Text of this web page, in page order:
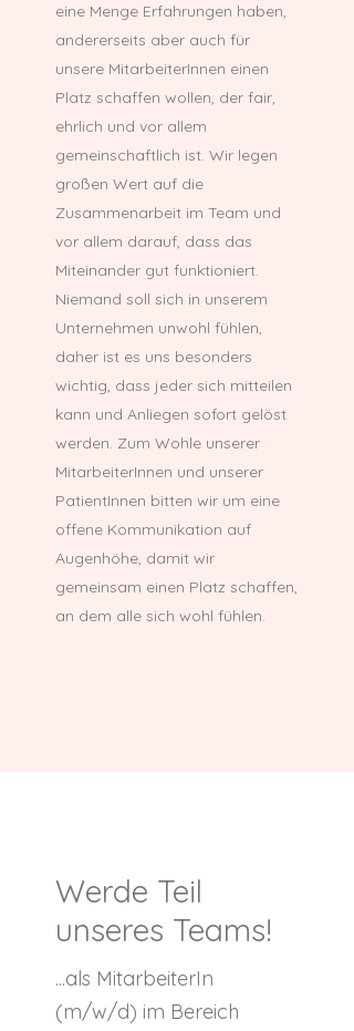
eine Menge Erfahrungen haben,
andererseits aber auch für
unsere MitarbeiterInnen einen
Platz schaffen wollen, der fair,
ehrlich und vor allem
gemeinschaftlich ist. Wir legen
großen Wert auf die
Zusammenarbeit im Team und
vor allem darauf, dass das
Miteinander gut funktioniert.
Niemand soll sich in unserem
Unternehmen unwohl fühlen,
daher ist es uns besonders
wichtig, dass jeder sich mitteilen
kann und Anliegen sofort gelöst
werden. Zum Wohle unserer
MitarbeiterInnen und unserer
PatientInnen bitten wir um eine
offene Kommunikation auf
Augenhöhe, damit wir
gemeinsam einen Platz schaffen,
an dem alle sich wohl fühlen.
Werde Teil
unseres Teams!
...als MitarbeiterIn
(m/w/d) im Bereich